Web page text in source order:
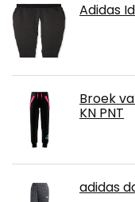
Adidas
Broek
KN PNT
adidas